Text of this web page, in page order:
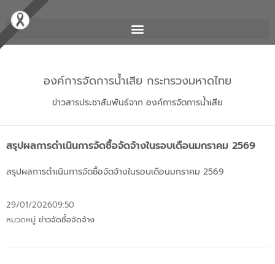
องค์การจัดการน้ำเสีย กระทรวงมหาดไทย
ข่าวสารประชาสัมพันธ์จาก องค์การจัดการน้ำเสีย
สรุปผลการดำเนินการจัดซื้อจัดจ้างในรอบเดือนมกราคม 2569
สรุปผลการดำเนินการจัดซื้อจัดจ้างในรอบเดือนมกราคม 2569
29/01/202609:50
หมวดหมู่ ข่าวจัดซื้อจัดจ้าง